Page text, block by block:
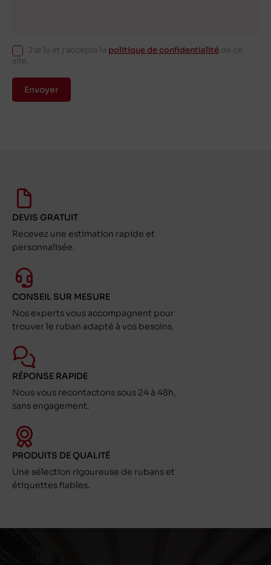
J'ai lu et j'accepte la politique de confidentialité de ce
site.
Envoyer
DEVIS GRATUIT
Recevez une estimation rapide et
personnalisée.
CONSEIL SUR MESURE
Nos experts vous accompagnent pour
trouver le ruban adapté à vos besoins.
RÉPONSE RAPIDE
Nous vous recontactons sous 24 à 48h,
sans engagement.
PRODUITS DE QUALITÉ
Une sélection rigoureuse de rubans et
étiquettes fiables.